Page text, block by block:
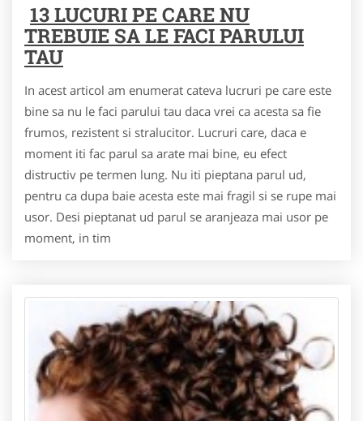
13 LUCURI PE CARE NU
TREBUIE SA LE FACI PARULUI
TAU
In acest articol am enumerat cateva lucruri pe care este
bine sa nu le faci parului tau daca vrei ca acesta sa fie
frumos, rezistent si stralucitor. Lucruri care, daca e
moment iti fac parul sa arate mai bine, eu efect
distructiv pe termen lung. Nu iti pieptana parul ud,
pentru ca dupa baie acesta este mai fragil si se rupe mai
usor. Desi pieptanat ud parul se aranjeaza mai usor pe
moment, in tim